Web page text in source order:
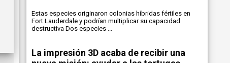
Estas especies originaron colonias híbridas fértiles en
Fort Lauderdale y podrían multiplicar su capacidad
destructiva Dos especies ...
La impresión 3D acaba de recibir una